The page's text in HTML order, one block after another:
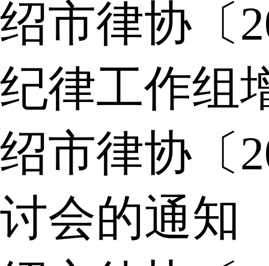
绍市律协〔
纪律工作组
绍市律协〔
讨会的通知